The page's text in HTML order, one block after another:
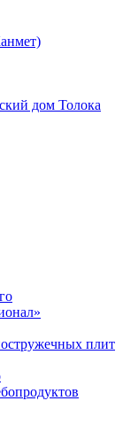
дом Толока
плит